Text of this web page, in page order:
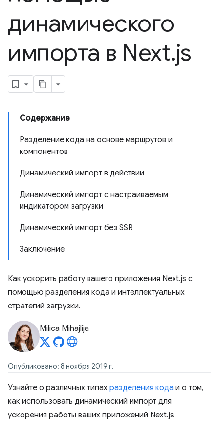
динамического
импорта в Next.js
Содержание
Разделение кода на основе маршрутов и
компонентов
Динамический импорт в действии
Динамический импорт с настраиваемым
индикатором загрузки
Динамический импорт без SSR
Заключение
Как ускорить работу вашего приложения Next.js с
помощью разделения кода и интеллектуальных
стратегий загрузки.
Milica Mihajlija
Опубликовано: 8 ноября 2019 г.
Узнайте о различных типах разделения кода и о том,
как использовать динамический импорт для
ускорения работы ваших приложений Next.js.